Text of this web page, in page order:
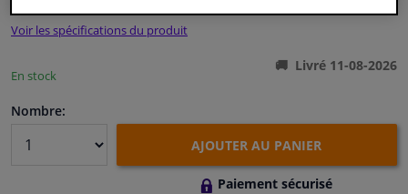
Nettoyage & protection
Camping-car, moto & vélo
Promotions et réductions
Voir les spécifications du produit
En stock
Livré 11-08-2026
Nombre:
AJOUTER AU PANIER
Paiement sécurisé